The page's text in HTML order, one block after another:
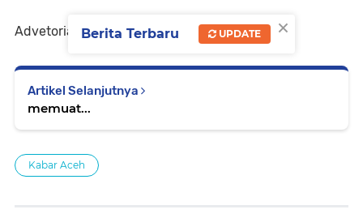
Advetorial
Artikel Selanjutnya
memuat...
Kabar Aceh
×
Berita Terbaru UPDATE